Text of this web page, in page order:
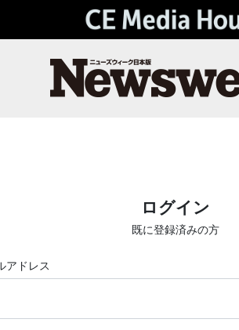
ログイン
既に登録済みの方
アドレス